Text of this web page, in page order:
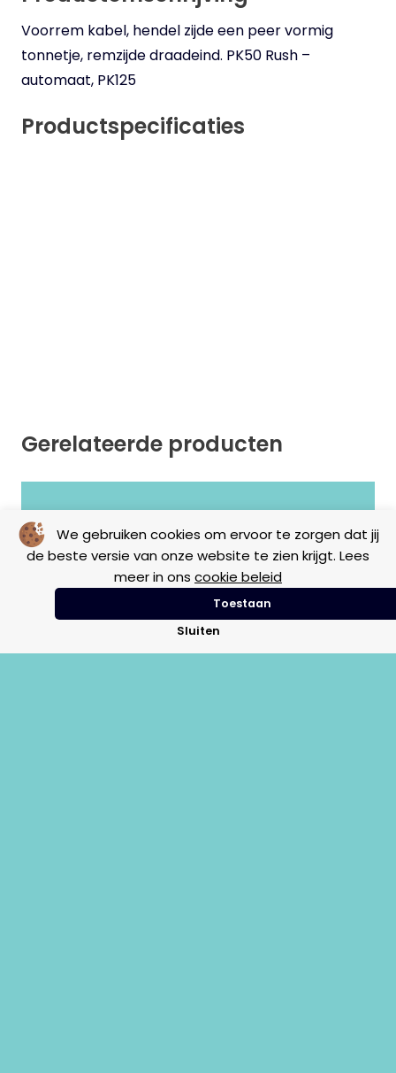
We gebruiken cookies om ervoor te zorgen dat jij
de beste versie van onze website te zien krijgt. Lees
meer in ons cookie beleid
Toestaan
Sluiten
Voorrem kabel, hendel zijde een peer vormig
tonnetje, remzijde draadeind. PK50 Rush –
automaat, PK125
Productspecificaties
Gerelateerde producten